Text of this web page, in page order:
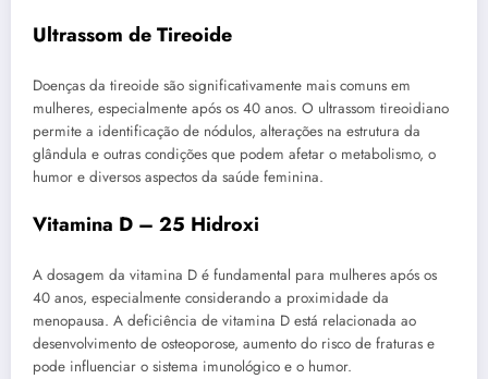
Ultrassom de Tireoide
Doenças da tireoide são significativamente mais comuns em
mulheres, especialmente após os 40 anos. O ultrassom tireoidiano
permite a identificação de nódulos, alterações na estrutura da
glândula e outras condições que podem afetar o metabolismo, o
humor e diversos aspectos da saúde feminina.
Vitamina D – 25 Hidroxi
A dosagem da vitamina D é fundamental para mulheres após os
40 anos, especialmente considerando a proximidade da
menopausa. A deficiência de vitamina D está relacionada ao
desenvolvimento de osteoporose, aumento do risco de fraturas e
pode influenciar o sistema imunológico e o humor.